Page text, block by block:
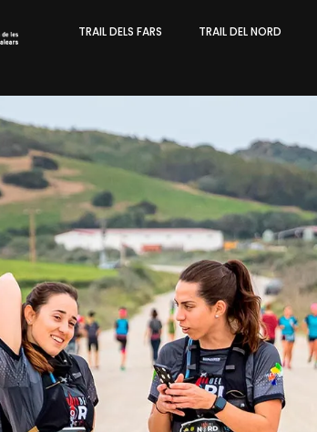
TRAIL DELS FARS TRAIL DEL NORD